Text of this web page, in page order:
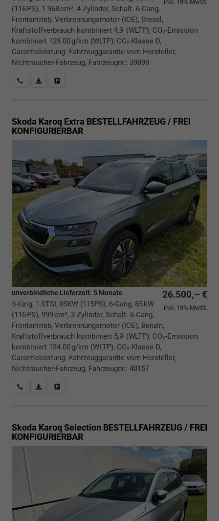
incl. 19% MwSt.
(116 PS), 1.968 cm³, 4 Zylinder, Schalt. 6-Gang,
Frontantrieb, Verbrennungsmotor (ICE), Diesel,
Kraftstoffverbrauch kombiniert 4,9 (WLTP), CO₂-Emission
kombiniert 129.00 g/km (WLTP), CO₂-Klasse D,
Garantieleistung: Fahrzeuggarantie vom Hersteller,
Nichtraucher-Fahrzeug, Fahrzeugnr.: 39899
Rückrufbitte absenden
PDF-Datei, Fahrzeugexposé drucken
Skoda Karoq Extra BESTELLFAHRZEUG / FREI
KONFIGURIERBAR
26.500,– €
incl. 19% MwSt.
unverbindliche Lieferzeit: 5 Monate
5-türig, 1.0TSI, 85KW (115PS), 6-Gang, 85 kW
(116 PS), 999 cm³, 3 Zylinder, Schalt. 6-Gang,
Frontantrieb, Verbrennungsmotor (ICE), Benzin,
Kraftstoffverbrauch kombiniert 5,9 (WLTP), CO₂-Emission
kombiniert 134.00 g/km (WLTP), CO₂-Klasse D,
Garantieleistung: Fahrzeuggarantie vom Hersteller,
Nichtraucher-Fahrzeug, Fahrzeugnr.: 40157
Rückrufbitte absenden
PDF-Datei, Fahrzeugexposé drucken
Skoda Karoq Selection BESTELLFAHRZEUG / FREI
KONFIGURIERBAR